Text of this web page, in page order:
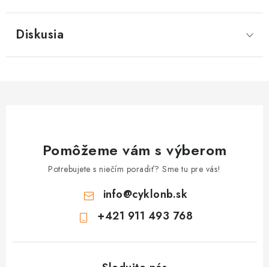
Diskusia
Pomôžeme vám s výberom
Potrebujete s niečím poradiť? Sme tu pre vás!
info@cyklonb.sk
+421 911 493 768